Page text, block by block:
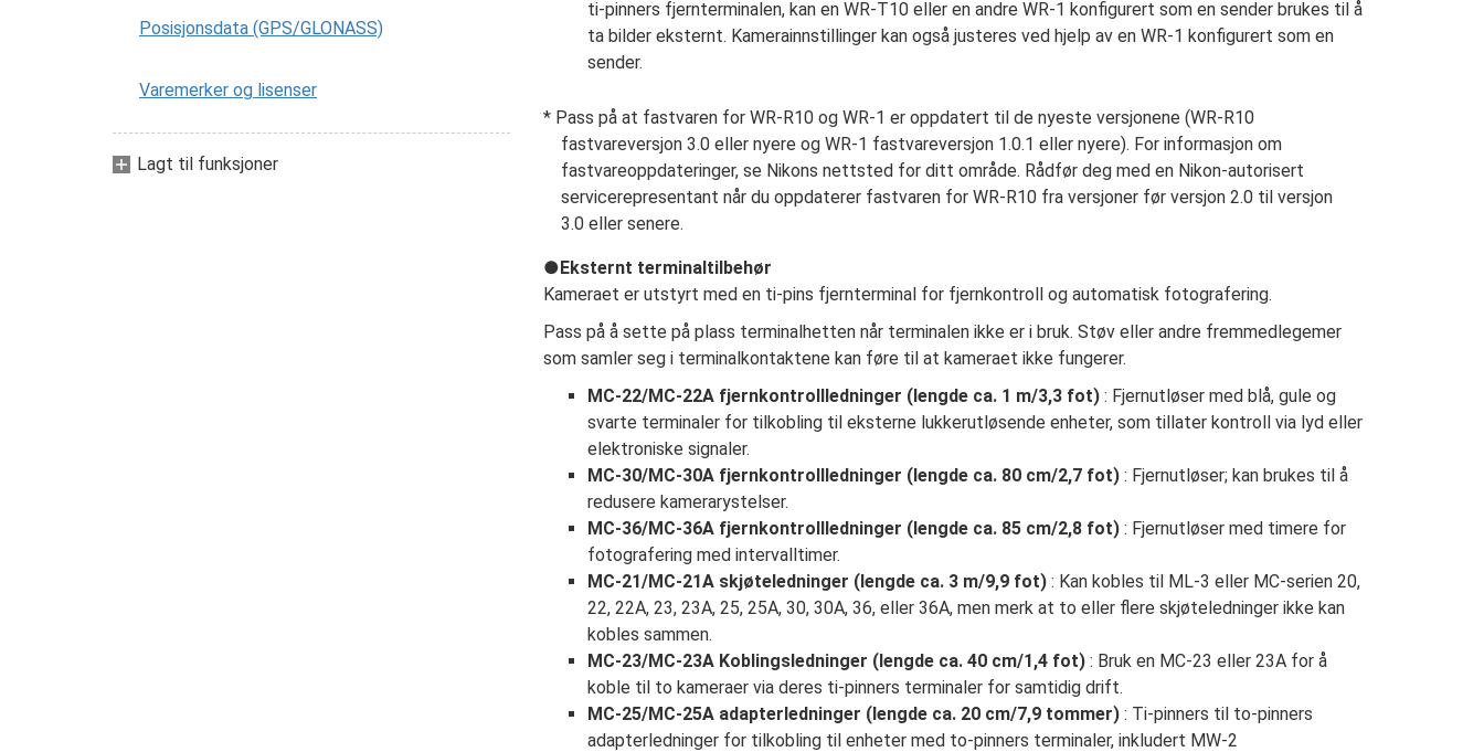
Posisjonsdata (GPS/GLONASS)
Varemerker og lisenser
Lagt til funksjoner
ti-pinners fjernterminalen, kan en WR-T10 eller en andre WR-1 konfigurert som en sender brukes til å
ta bilder eksternt. Kamerainnstillinger kan også justeres ved hjelp av en WR-1 konfigurert som en
sender.
Pass på at fastvaren for WR-R10 og WR-1 er oppdatert til de nyeste versjonene (WR-R10
fastvareversjon 3.0 eller nyere og WR-1 fastvareversjon 1.0.1 eller nyere). For informasjon om
fastvareoppdateringer, se Nikons nettsted for ditt område. Rådfør deg med en Nikon-autorisert
servicerepresentant når du oppdaterer fastvaren for WR-R10 fra versjoner før versjon 2.0 til versjon
3.0 eller senere.
Eksternt terminaltilbehør
Kameraet er utstyrt med en ti-pins fjernterminal for fjernkontroll og automatisk fotografering.
Pass på å sette på plass terminalhetten når terminalen ikke er i bruk. Støv eller andre fremmedlegemer
som samler seg i terminalkontaktene kan føre til at kameraet ikke fungerer.
MC-22/MC-22A fjernkontrollledninger (lengde ca. 1 m/3,3 fot) : Fjernutløser med blå, gule og
svarte terminaler for tilkobling til eksterne lukkerutløsende enheter, som tillater kontroll via lyd eller
elektroniske signaler.
MC-30/MC-30A fjernkontrollledninger (lengde ca. 80 cm/2,7 fot) : Fjernutløser; kan brukes til å
redusere kamerarystelser.
MC-36/MC-36A fjernkontrollledninger (lengde ca. 85 cm/2,8 fot) : Fjernutløser med timere for
fotografering med intervalltimer.
MC-21/MC-21A skjøteledninger (lengde ca. 3 m/9,9 fot) : Kan kobles til ML-3 eller MC-serien 20,
22, 22A, 23, 23A, 25, 25A, 30, 30A, 36, eller 36A, men merk at to eller flere skjøteledninger ikke kan
kobles sammen.
MC-23/MC-23A Koblingsledninger (lengde ca. 40 cm/1,4 fot) : Bruk en MC-23 eller 23A for å
koble til to kameraer via deres ti-pinners terminaler for samtidig drift.
MC-25/MC-25A adapterledninger (lengde ca. 20 cm/7,9 tommer) : Ti-pinners til to-pinners
adapterledninger for tilkobling til enheter med to-pinners terminaler, inkludert MW-2